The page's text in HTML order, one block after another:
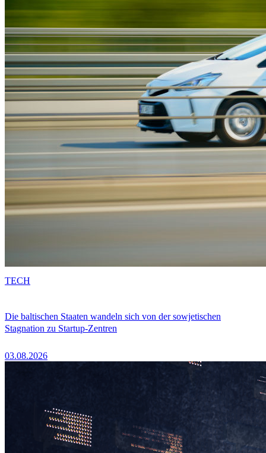
Die baltischen Staaten wandeln sich von der sowjetischen
Stagnation zu Startup-Zentren
03.08.2026
TECH